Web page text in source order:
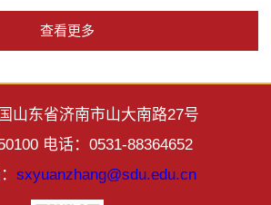
查看更多
山东省济南市山大南路27号
电话：0531-88364652
sxyuanzhang@sdu.edu.cn